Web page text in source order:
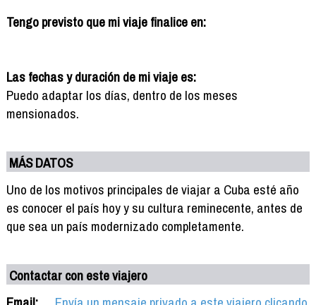
Tengo previsto que mi viaje finalice en:
Las fechas y duración de mi viaje es:
Puedo adaptar los días, dentro de los meses
mensionados.
MÁS DATOS
Uno de los motivos principales de viajar a Cuba esté año
es conocer el país hoy y su cultura reminecente, antes de
que sea un país modernizado completamente.
Contactar con este viajero